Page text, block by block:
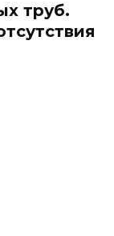
труб.